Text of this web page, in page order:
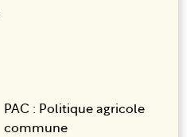
PAC : Politique agricole
commune